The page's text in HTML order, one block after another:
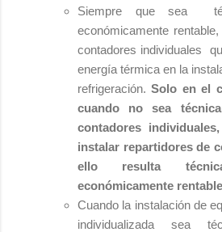
Siempre que sea
económicamente
contadores individuales
energía térmica en la
refrigeración.Solo en el
cuando no sea
contadores
instalar repartidores de
ello resulta
económicamente
Cuando la instalación de
individualizada sea